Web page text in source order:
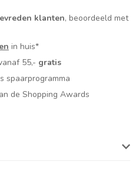
klanten, beoordeeld met
in huis*
55,- gratis
spaarprogramma
de Shopping Awards